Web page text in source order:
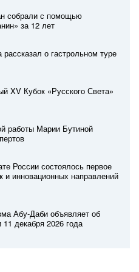
собрали с помощью
за 12 лет
о гастрольном туре
XV Кубок «Русского Света»
работы Марии Бутиной
России состоялось первое
и инновационных направлений
Абу-Даби объявляет об
декабря 2026 года